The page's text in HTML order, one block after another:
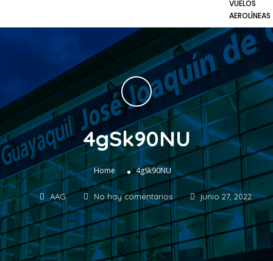
VUELOS
AEROLÍNEAS
4gSk90NU
Home » 4gSk90NU
AAG No hay comentarios junio 27, 2022